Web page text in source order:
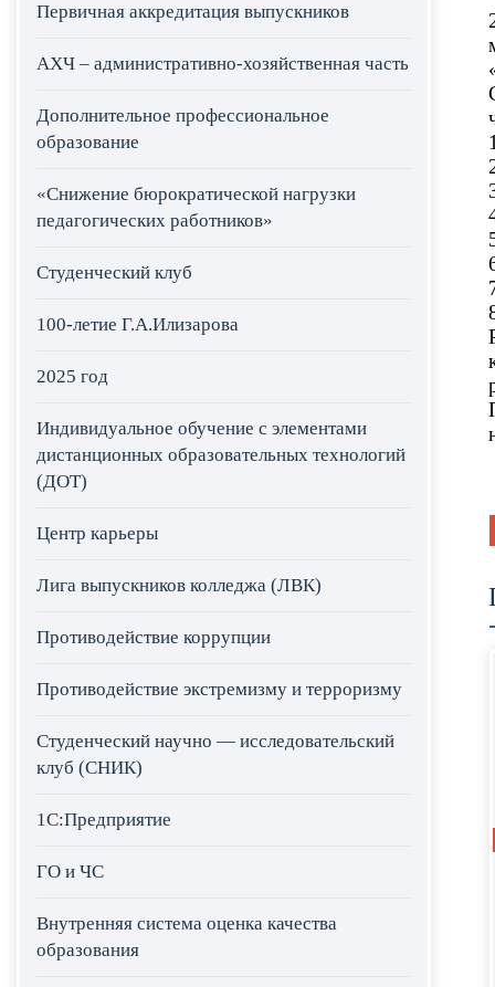
Первичная аккредитация выпускников
АХЧ – административно-хозяйственная часть
Дополнительное профессиональное
образование
«Снижение бюрократической нагрузки
педагогических работников»
Студенческий клуб
100-летие Г.А.Илизарова
2025 год
Индивидуальное обучение с элементами
дистанционных образовательных технологий
(ДОТ)
Центр карьеры
Лига выпускников колледжа (ЛВК)
Противодействие коррупции
Противодействие экстремизму и терроризму
Студенческий научно — исследовательский
клуб (СНИК)
1С:Предприятие
ГО и ЧС
Внутренняя система оценка качества
образования